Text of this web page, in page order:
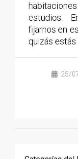
estudios.
fijarnos en
quizás estás
25/